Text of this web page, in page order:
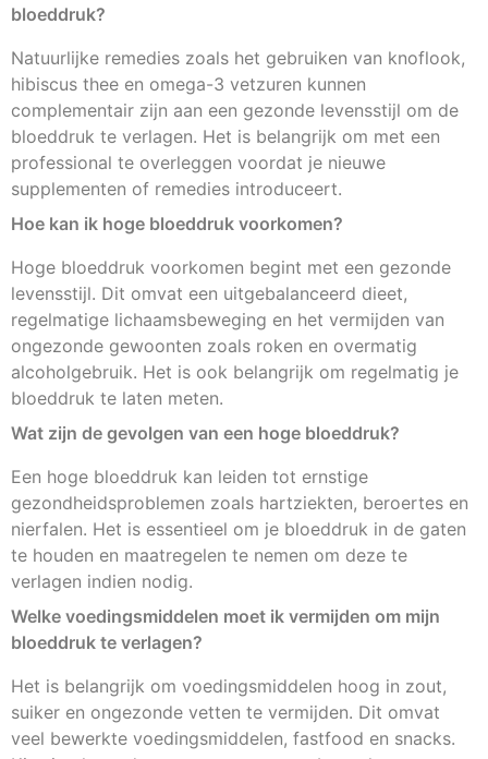
bloeddruk?
Natuurlijke remedies zoals het gebruiken van knoflook,
hibiscus thee en omega-3 vetzuren kunnen
complementair zijn aan een gezonde levensstijl om de
bloeddruk te verlagen. Het is belangrijk om met een
professional te overleggen voordat je nieuwe
supplementen of remedies introduceert.
Hoe kan ik hoge bloeddruk voorkomen?
Hoge bloeddruk voorkomen begint met een gezonde
levensstijl. Dit omvat een uitgebalanceerd dieet,
regelmatige lichaamsbeweging en het vermijden van
ongezonde gewoonten zoals roken en overmatig
alcoholgebruik. Het is ook belangrijk om regelmatig je
bloeddruk te laten meten.
Wat zijn de gevolgen van een hoge bloeddruk?
Een hoge bloeddruk kan leiden tot ernstige
gezondheidsproblemen zoals hartziekten, beroertes en
nierfalen. Het is essentieel om je bloeddruk in de gaten
te houden en maatregelen te nemen om deze te
verlagen indien nodig.
Welke voedingsmiddelen moet ik vermijden om mijn
bloeddruk te verlagen?
Het is belangrijk om voedingsmiddelen hoog in zout,
suiker en ongezonde vetten te vermijden. Dit omvat
veel bewerkte voedingsmiddelen, fastfood en snacks.